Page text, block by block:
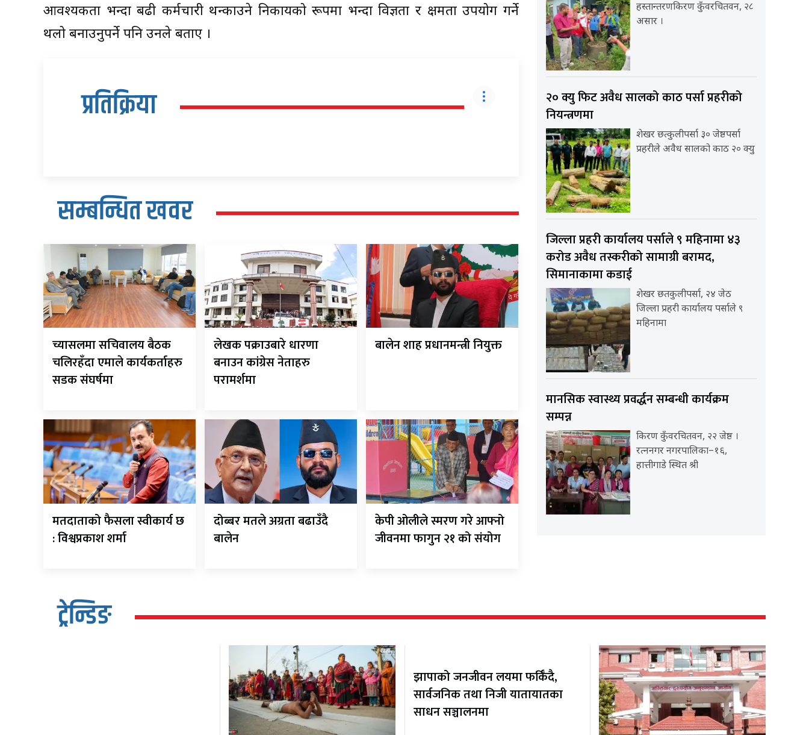
आवश्यकता भन्दा बढी कर्मचारी थन्काउने निकायको रूपमा भन्दा विज्ञता र क्षमता उपयोग गर्ने
थलो बनाउनुपर्ने पनि उनले बताए ।
प्रतिक्रिया
सम्बन्धित खवर
च्यासलमा सचिवालय बैठक
चलिरहँदा एमाले कार्यकर्ताहरु
सडक संघर्षमा
लेखक पक्राउबारे धारणा
बनाउन कांग्रेस नेताहरु
परामर्शमा
बालेन शाह प्रधानमन्त्री नियुक्त
मतदाताको फैसला स्वीकार्य छ
: विश्वप्रकाश शर्मा
दोब्बर मतले अग्रता बढाउँदै
बालेन
केपी ओलीले स्मरण गरे आफ्नो
जीवनमा फागुन २१ को संयोग
हस्तान्तरणकिरण कुँवरचितवन, २८
असार ।
२० क्यु फिट अवैध सालको काठ पर्सा प्रहरीको
नियन्त्रणमा
शेखर छत्कुलीपर्सा ३० जेष्ठपर्सा
प्रहरीले अवैध सालको काठ २० क्यु
जिल्ला प्रहरी कार्यालय पर्साले ९ महिनामा ४३
करोड अवैध तस्करीको सामाग्री बरामद,
सिमानाकामा कडाई
शेखर छतकुलीपर्सा, २४ जेठ
जिल्ला प्रहरी कार्यालय पर्साले ९
महिनामा
मानसिक स्वास्थ्य प्रवर्द्धन सम्बन्धी कार्यक्रम
सम्पन्न
किरण कुँवरचितवन, २२ जेष्ठ ।
रत्ननगर नगरपालिका–१६,
हात्तीगाडे स्थित श्री
ट्रेन्डिङ
झापाको जनजीवन लयमा फर्किँदै,
सार्वजनिक तथा निजी यातायातका
साधन सञ्चालनमा